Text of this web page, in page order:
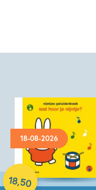
18-08-2026
18,50
Hardcover